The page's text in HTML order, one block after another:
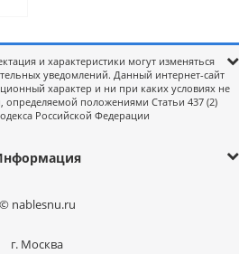
и характеристики могут изменяться
уведомлений. Данный интернет-сайт
характер и ни при каких условиях не
определяемой положениями Статьи 437 (2)
Российской Федерации
© nablesnu.ru
г. Москва